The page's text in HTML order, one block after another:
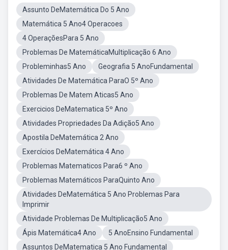
Assunto DeMatemática Do 5 Ano
Matemática 5 Ano4 Operacoes
4 OperaçõesPara 5 Ano
Problemas De MatemáticaMultiplicação 6 Ano
Probleminhas5 Ano
Geografia 5 AnoFundamental
Atividades De Matemática ParaO 5º Ano
Problemas De Matem Aticas5 Ano
Exercicios DeMatematica 5º Ano
Atividades Propriedades Da Adição5 Ano
Apostila DeMatemática 2 Ano
Exercícios DeMatemática 4 Ano
Problemas Matematicos Para6 º Ano
Problemas Matemáticos ParaQuinto Ano
Atividades DeMatemática 5 Ano Problemas Para
Imprimir
Atividade Problemas De Multiplicação5 Ano
Ápis Matemática4 Ano
5 AnoEnsino Fundamental
Assuntos DeMatematica 5 Ano Fundamental